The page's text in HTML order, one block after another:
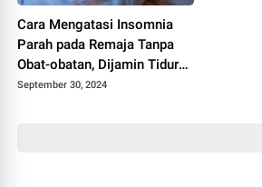
Cara Mengatasi Insomnia
Parah pada Remaja Tanpa
Obat-obatan, Dijamin Tidur
Langsung Nyenyak
September 30, 2024